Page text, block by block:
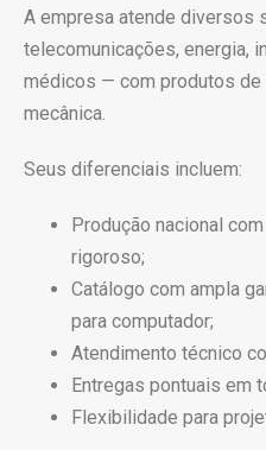
A empresa atende diversos
telecomunicações, energia,
médicos — com produtos de
mecânica.
Seus diferenciais incluem:
Produção nacional
rigoroso;
Catálogo com ampla
para computador;
Atendimento técnico
Entregas pontuais em
Flexibilidade para